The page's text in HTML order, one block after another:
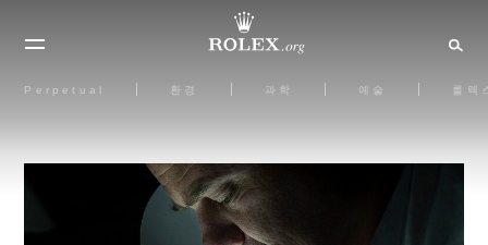
Perpetual 환경 과학 예술 롤렉